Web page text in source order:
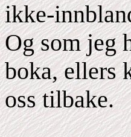
ikke-
Og som jeg
boka, ellers
oss tilbake.